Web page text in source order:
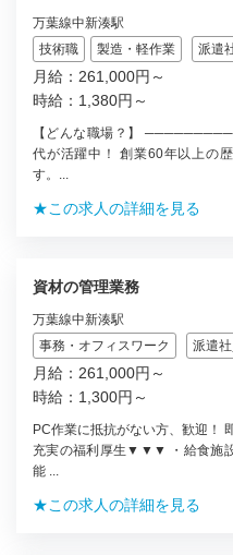
万葉線中新湊駅
技術職
製造・軽作業 派遣
月給：261,000円～
時給：1,380円～
【どんな職場？】
代が活躍中！ 創業60年以上の
す。...
★この求人の詳細を見る
資材の管理業務
万葉線中新湊駅
事務・オフィスワーク
派遣
月給：261,000円～
時給：1,300円～
PC作業に抵抗がない方、歓迎
充実の福利厚生▼▼▼ ・給食施
能 ...
★この求人の詳細を見る